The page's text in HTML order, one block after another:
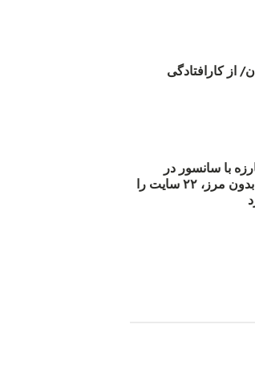
از کارافتادگی
مبارزه با سانسور در
اینترنت: #آزادی هم‌آیند گزارشگران‌ بدون مرز، ۲۲ سایت را